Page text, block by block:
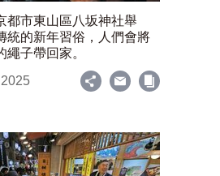
都市東山區八坂神社舉
統的新年習俗，人們會將
子帶回家。